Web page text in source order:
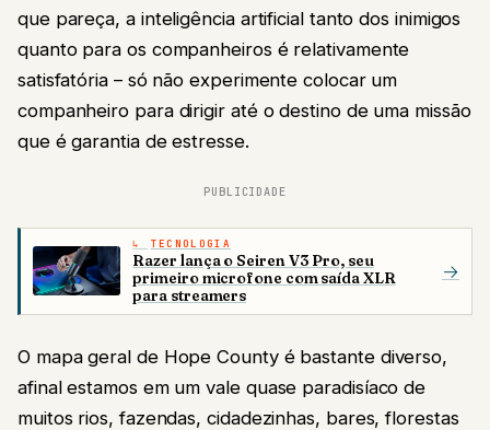
que pareça, a inteligência artificial tanto dos inimigos
quanto para os companheiros é relativamente
satisfatória – só não experimente colocar um
companheiro para dirigir até o destino de uma missão
que é garantia de estresse.
PUBLICIDADE
TECNOLOGIA
Razer lança o Seiren V3 Pro, seu
primeiro microfone com saída XLR
para streamers
→
O mapa geral de Hope County é bastante diverso,
afinal estamos em um vale quase paradisíaco de
muitos rios, fazendas, cidadezinhas, bares, florestas